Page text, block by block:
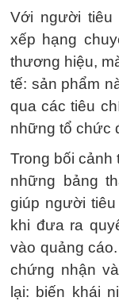
Với người tiêu
xếp hạng
thương hiệu,
tế: sản phẩm
qua các tiêu
những tổ chức
Trong bối
những bảng
giúp người
khi đưa ra
vào quảng
chứng nhận
lại: biến khái